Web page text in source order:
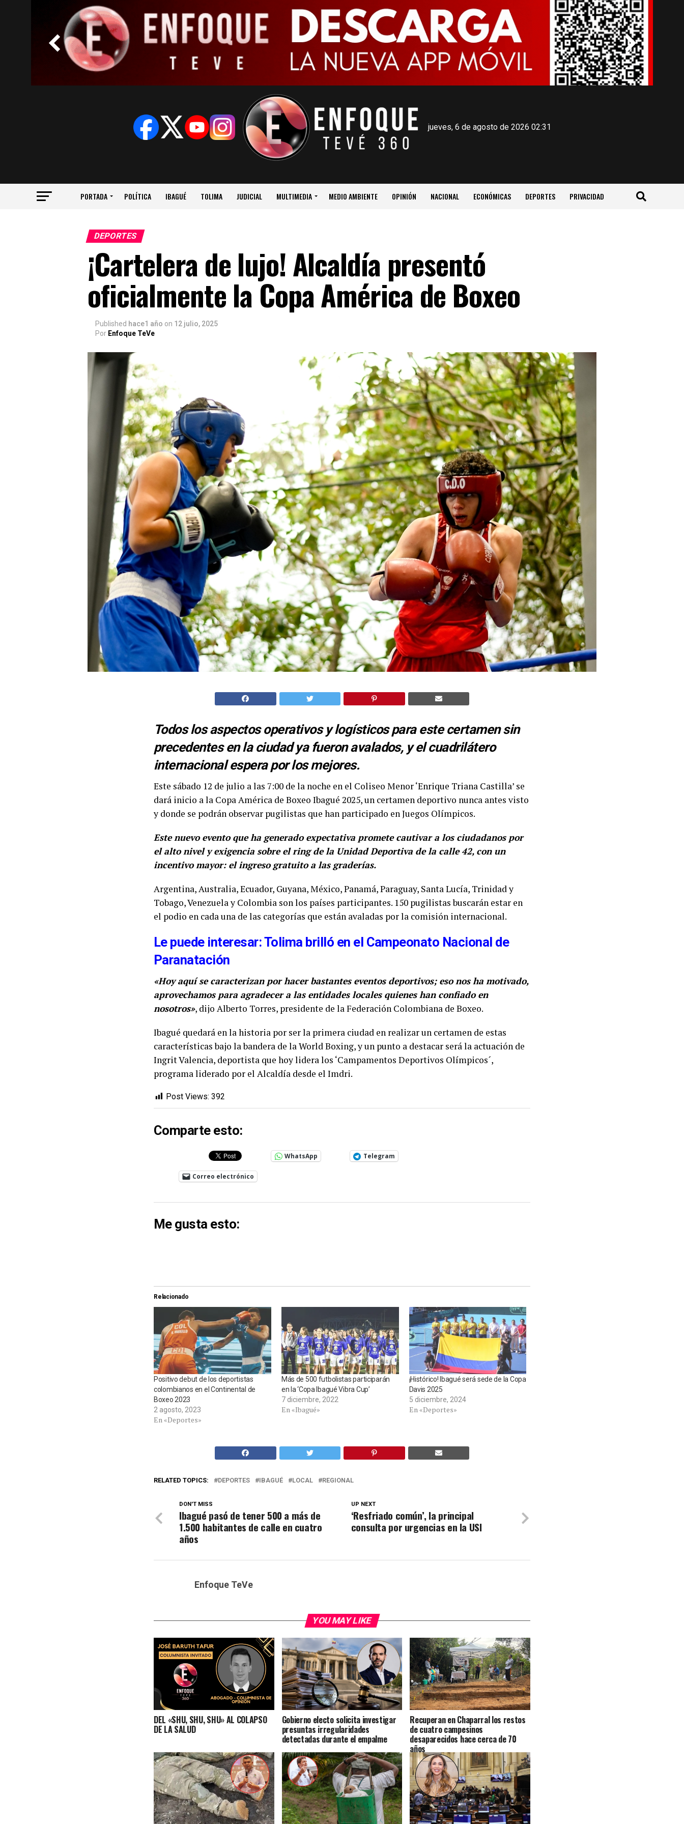
jueves, 6 de agosto de 2026 02:31
PORTADA POLÍTICA IBAGUÉ TOLIMA JUDICIAL MULTIMEDIA MEDIO AMBIENTE OPINIÓN NACIONAL ECONÓMICAS DEPORTES PRIVACIDAD
DEPORTES
¡Cartelera de lujo! Alcaldía presentó
oficialmente la Copa América de Boxeo
Published hace1 año on 12 julio, 2025
Por Enfoque TeVe
Todos los aspectos operativos y logísticos para este certamen sin
precedentes en la ciudad ya fueron avalados, y el cuadrilátero
internacional espera por los mejores.
Este sábado 12 de julio a las 7:00 de la noche en el Coliseo Menor ‘Enrique Triana Castilla’ se
dará inicio a la Copa América de Boxeo Ibagué 2025, un certamen deportivo nunca antes visto
y donde se podrán observar pugilistas que han participado en Juegos Olímpicos.
Este nuevo evento que ha generado expectativa promete cautivar a los ciudadanos por
el alto nivel y exigencia sobre el ring de la Unidad Deportiva de la calle 42, con un
incentivo mayor: el ingreso gratuito a las graderías.
Argentina, Australia, Ecuador, Guyana, México, Panamá, Paraguay, Santa Lucía, Trinidad y
Tobago, Venezuela y Colombia son los países participantes. 150 pugilistas buscarán estar en
el podio en cada una de las categorías que están avaladas por la comisión internacional.
Le puede interesar: Tolima brilló en el Campeonato Nacional de
Paranatación
«Hoy aquí se caracterizan por hacer bastantes eventos deportivos; eso nos ha motivado,
aprovechamos para agradecer a las entidades locales quienes han confiado en
nosotros», dijo Alberto Torres, presidente de la Federación Colombiana de Boxeo.
Ibagué quedará en la historia por ser la primera ciudad en realizar un certamen de estas
características bajo la bandera de la World Boxing, y un punto a destacar será la actuación de
Ingrit Valencia, deportista que hoy lidera los ‘Campamentos Deportivos Olímpicos´,
programa liderado por el Alcaldía desde el Imdri.
Post Views: 392
Comparte esto:
WhatsApp Telegram
Correo electrónico
Me gusta esto:
Relacionado
Positivo debut de los deportistas
colombianos en el Continental de
Boxeo 2023
2 agosto, 2023
En «Deportes»
Más de 500 futbolistas participarán
en la ‘Copa Ibagué Vibra Cup’
7 diciembre, 2022
En «Ibagué»
¡Histórico! Ibagué será sede de la Copa
Davis 2025
5 diciembre, 2024
En «Deportes»
RELATED TOPICS: DEPORTES IBAGUÉ LOCAL REGIONAL
UP NEXT
‘Resfriado común’, la principal
consulta por urgencias en la USI
DON'T MISS
Ibagué pasó de tener 500 a más de
1.500 habitantes de calle en cuatro
años
Enfoque TeVe
YOU MAY LIKE
DEL «SHU, SHU, SHU» AL COLAPSO
DE LA SALUD
Gobierno electo solicita investigar
presuntas irregularidades
detectadas durante el empalme
Recuperan en Chaparral los restos
de cuatro campesinos
desaparecidos hace cerca de 70
años